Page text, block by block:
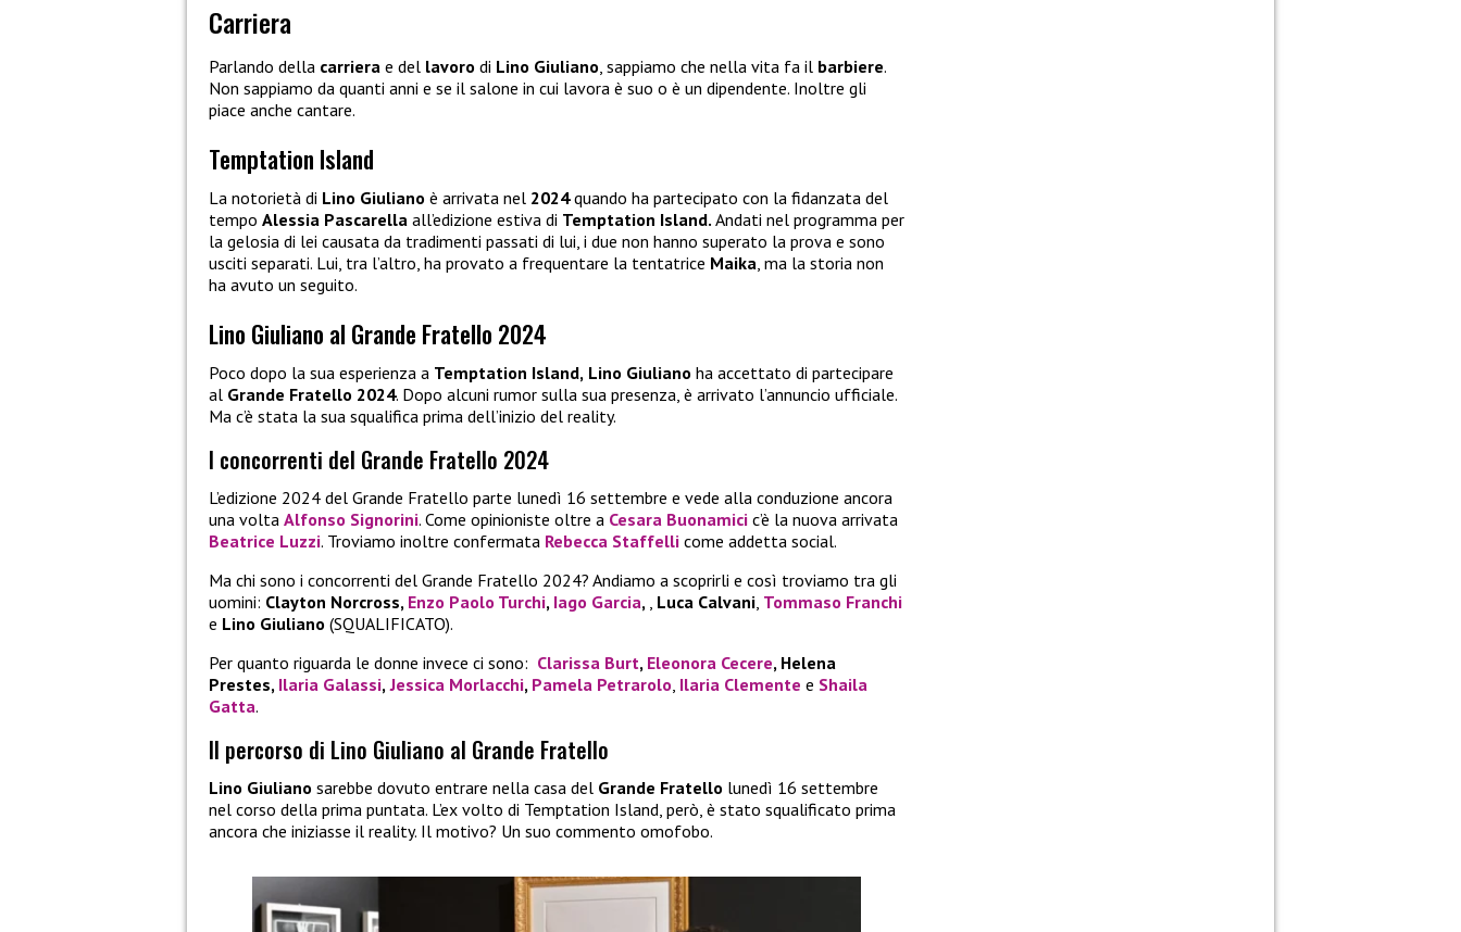
Carriera
Parlando della carriera e del lavoro di Lino Giuliano , sappiamo che nella vita fa il barbiere.
Non sappiamo da quanti anni e se il salone in cui lavora è suo o è un dipendente. Inoltre gli
piace anche cantare.
Temptation Island
La notorietà di Lino Giuliano è arrivata nel 2024quando ha partecipato con la fidanzata del
tempo Alessia Pascarella all’edizione estiva di Temptation Island. Andati nel programma per
la gelosia di lei causata da tradimenti passati di lui, i due non hanno superato la prova e sono
usciti separati. Lui, tra l’altro, ha provato a frequentare la tentatrice Maika , ma la storia non
ha avuto un seguito.
Lino Giuliano al Grande Fratello 2024
Poco dopo la sua esperienza a Temptation Island, Lino Giuliano ha accettato di partecipare
al Grande Fratello 2024. Dopo alcuni rumor sulla sua presenza, è arrivato l’annuncio ufficiale.
Ma c’è stata la sua squalifica prima dell’inizio del reality.
I concorrenti del Grande Fratello 2024
L’edizione 2024 del Grande Fratello parte lunedì 16 settembre e vede alla conduzione ancora
una volta Alfonso Signorini. Come opinioniste oltre a Cesara Buonamici c’è la nuova arrivata
Beatrice Luzzi. Troviamo inoltre confermata Rebecca Staffelli come addetta social.
Ma chi sono i concorrenti del Grande Fratello 2024? Andiamo a scoprirli e così troviamo tra gli
uomini: Clayton Norcross, Enzo Paolo Turchi, Iago Garcia, Luca Calvani Tommaso Franchi
e Lino Giuliano (SQUALIFICATO).
Per quanto riguarda le donne invece ci sono: Clarissa Burt, Eleonora Cecere, Helena
Prestes, Ilaria Galassi, Jessica Morlacchi, Pamela Petrarolo Ilaria Clemente e Shaila
Gatta.
Il percorso di Lino Giuliano al Grande Fratello
Lino Giuliano sarebbe dovuto entrare nella casa del Grande Fratello lunedì 16 settembre
nel corso della prima puntata. L’ex volto di Temptation Island, però, è stato squalificato prima
ancora che iniziasse il reality. Il motivo? Un suo commento omofobo.